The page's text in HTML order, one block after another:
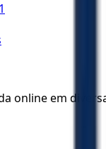
online em